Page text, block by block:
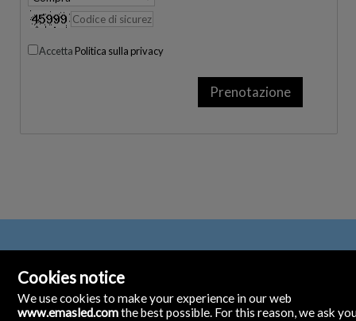
Accetta Politica sulla privacy
emas led
Cookies notice
We use cookies to make your experience in our web
www.emasled.comthe best possible. For this reason, we ask